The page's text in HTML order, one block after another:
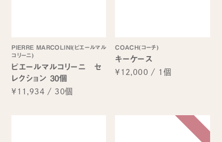
PIERRE MARCOLINI(ピエールマル
コリーニ)
ピエールマルコリーニ セ
レクション 30個
¥11,934 / 30個
COACH(コーチ)
キーケース
¥12,000 / 1個